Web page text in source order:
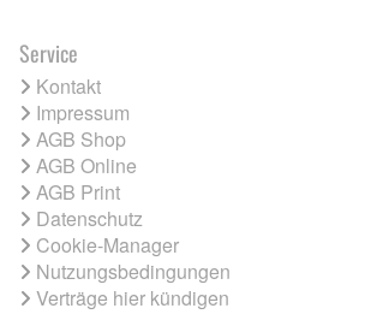
Service
Kontakt
Impressum
AGB Shop
AGB Online
AGB Print
Datenschutz
Cookie-Manager
Nutzungsbedingungen
Verträge hier kündigen